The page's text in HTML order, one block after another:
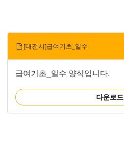
[대전시]급여기초_일수
급여기초_일수 양식입니다.
다운로드